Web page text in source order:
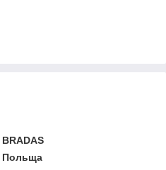
BRADAS
Польща